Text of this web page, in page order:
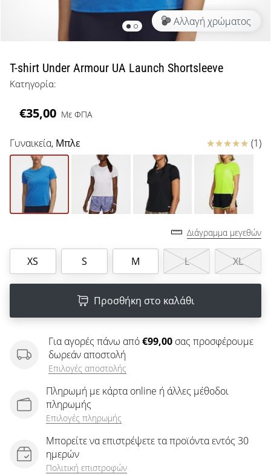
μπάσκετ
όπως
εμείς;
μαζί
ως
πρεσβευτής
της
μάρκας
μας.
Εμφάνιση
όλων των
άρθρων
Αλλαγή χρώματος
T-shirt Under Armour UA Launch Shortsleeve
Κατηγορία:
€35,00 Με ΦΠΑ
Γυναικεία, Μπλε Κριτικές (1)
Διάγραμμα μεγεθών
XS S M L XL
Προσθήκη στο καλάθι
Για αγορές πάνω από€99,00 σας προσφέρουμε
δωρεάν αποστολή
Επιλογές αποστολής
Πληρωμή με κάρτα online ή άλλες μέθοδοι
πληρωμής
Επιλογές πληρωμής
Μπορείτε να επιστρέψετε τα προϊόντα εντός 30
ημερών
Πολιτική επιστροφών